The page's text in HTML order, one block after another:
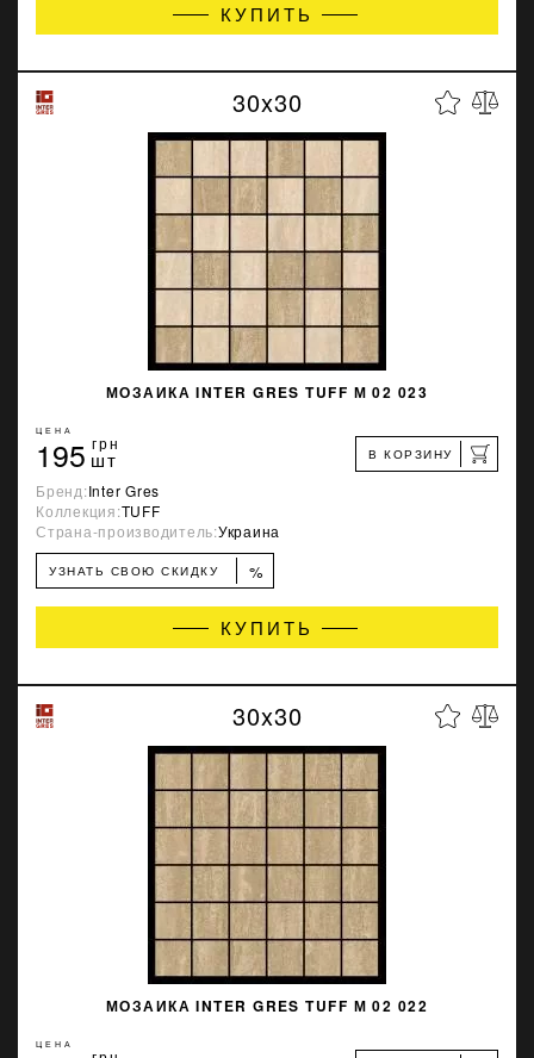
КУПИТЬ
30x30
МОЗАИКА INTER GRES TUFF М 02 023
ЦЕНА
195 грн
шт В КОРЗИНУ
Бренд:Inter Gres
Коллекция:TUFF
Страна-производитель:Украина
УЗНАТЬ СВОЮ СКИДКУ %
КУПИТЬ
30x30
МОЗАИКА INTER GRES TUFF М 02 022
ЦЕНА